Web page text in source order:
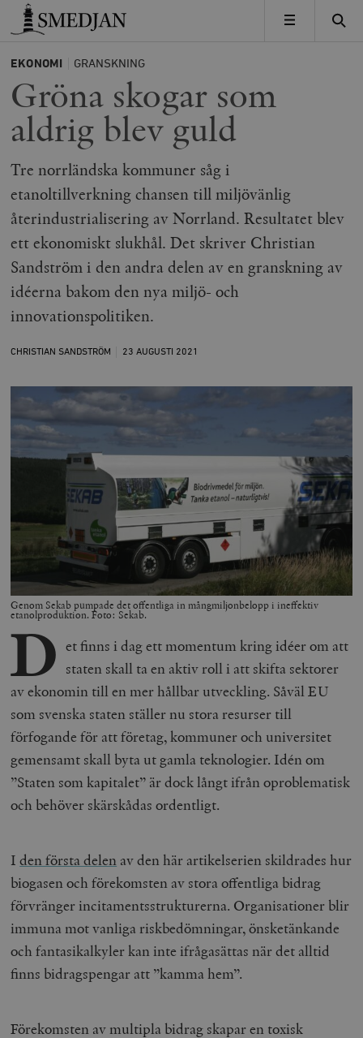
Timbro
MENY
EKONOMI GRANSKNING
Gröna skogar som
aldrig blev guld
Tre norrländska kommuner såg i
etanoltillverkning chansen till miljövänlig
återindustrialisering av Norrland. Resultatet blev
ett ekonomiskt slukhål. Det skriver Christian
Sandström i den andra delen av en granskning av
idéerna bakom den nya miljö- och
innovationspolitiken.
CHRISTIAN SANDSTRÖM 23 AUGUSTI 2021
Genom Sekab pumpade det offentliga in mångmiljonbelopp i ineffektiv
etanolproduktion. Foto: Sekab.
D et finns i dag ett momentum kring idéer om att
staten skall ta en aktiv roll i att skifta sektorer
av ekonomin till en mer hållbar utveckling. Såväl EU
som svenska staten ställer nu stora resurser till
förfogande för att företag, kommuner och universitet
gemensamt skall byta ut gamla teknologier. Idén om
”Staten som kapitalet” är dock långt ifrån oproblematisk
och behöver skärskådas ordentligt.
Iden första delen av den här artikelserien skildrades hur
biogasen och förekomsten av stora offentliga bidrag
förvränger incitamentsstrukturerna. Organisationer blir
immuna mot vanliga riskbedömningar, önsketänkande
och fantasikalkyler kan inte ifrågasättas när det alltid
finns bidragspengar att ”kamma hem”.
Förekomsten av multipla bidrag skapar en toxisk